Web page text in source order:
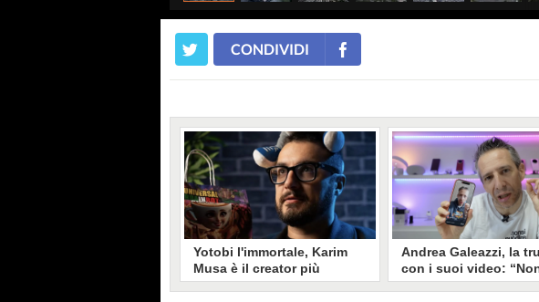
CONDIVIDI
Yotobi l'immortale, Karim
Musa è il creator più
longevo in Italia: il suo
Andrea Galeazzi, la
con i suoi video:
sono io quello. Mi